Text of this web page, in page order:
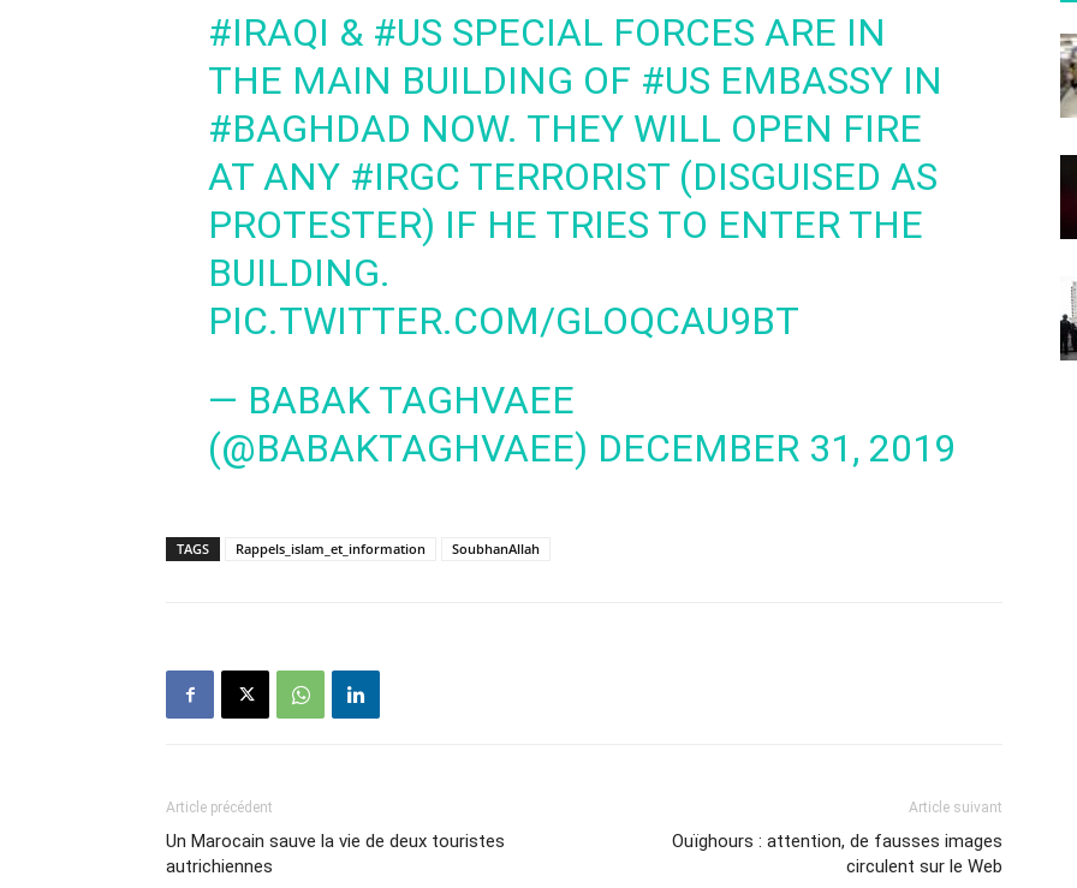
#IRAQI & #US SPECIAL FORCES ARE IN
THE MAIN BUILDING OF #US EMBASSY IN
#BAGHDAD NOW. THEY WILL OPEN FIRE
AT ANY #IRGC TERRORIST (DISGUISED AS
PROTESTER) IF HE TRIES TO ENTER THE
BUILDING.
PIC.TWITTER.COM/GLOQCAU9BT
— BABAK TAGHVAEE
(@BABAKTAGHVAEE) DECEMBER 31, 2019
TAGS Rappels_islam_et_information SoubhanAllah
Article précédent
Un Marocain sauve la vie de deux touristes
autrichiennes
Article suivant
Ouïghours : attention, de fausses images
circulent sur le Web